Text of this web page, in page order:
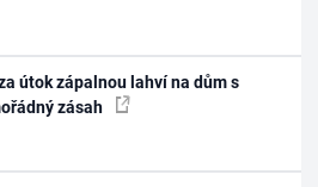
útok zápalnou lahví na dům s
zásah